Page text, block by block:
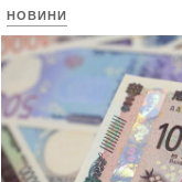
НОВИНИ